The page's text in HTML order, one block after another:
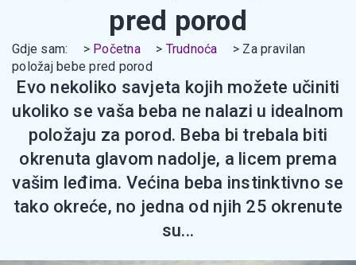
pred porod
Gdje sam: Početna Trudnoća
Za pravilan
položaj bebe pred porod
Evo nekoliko savjeta kojih možete učiniti
ukoliko se vaša beba ne nalazi u idealnom
položaju za porod. Beba bi trebala biti
okrenuta glavom nadolje, a licem prema
vašim leđima. Većina beba instinktivno se
tako okreće, no jedna od njih 25 okrenute
su...